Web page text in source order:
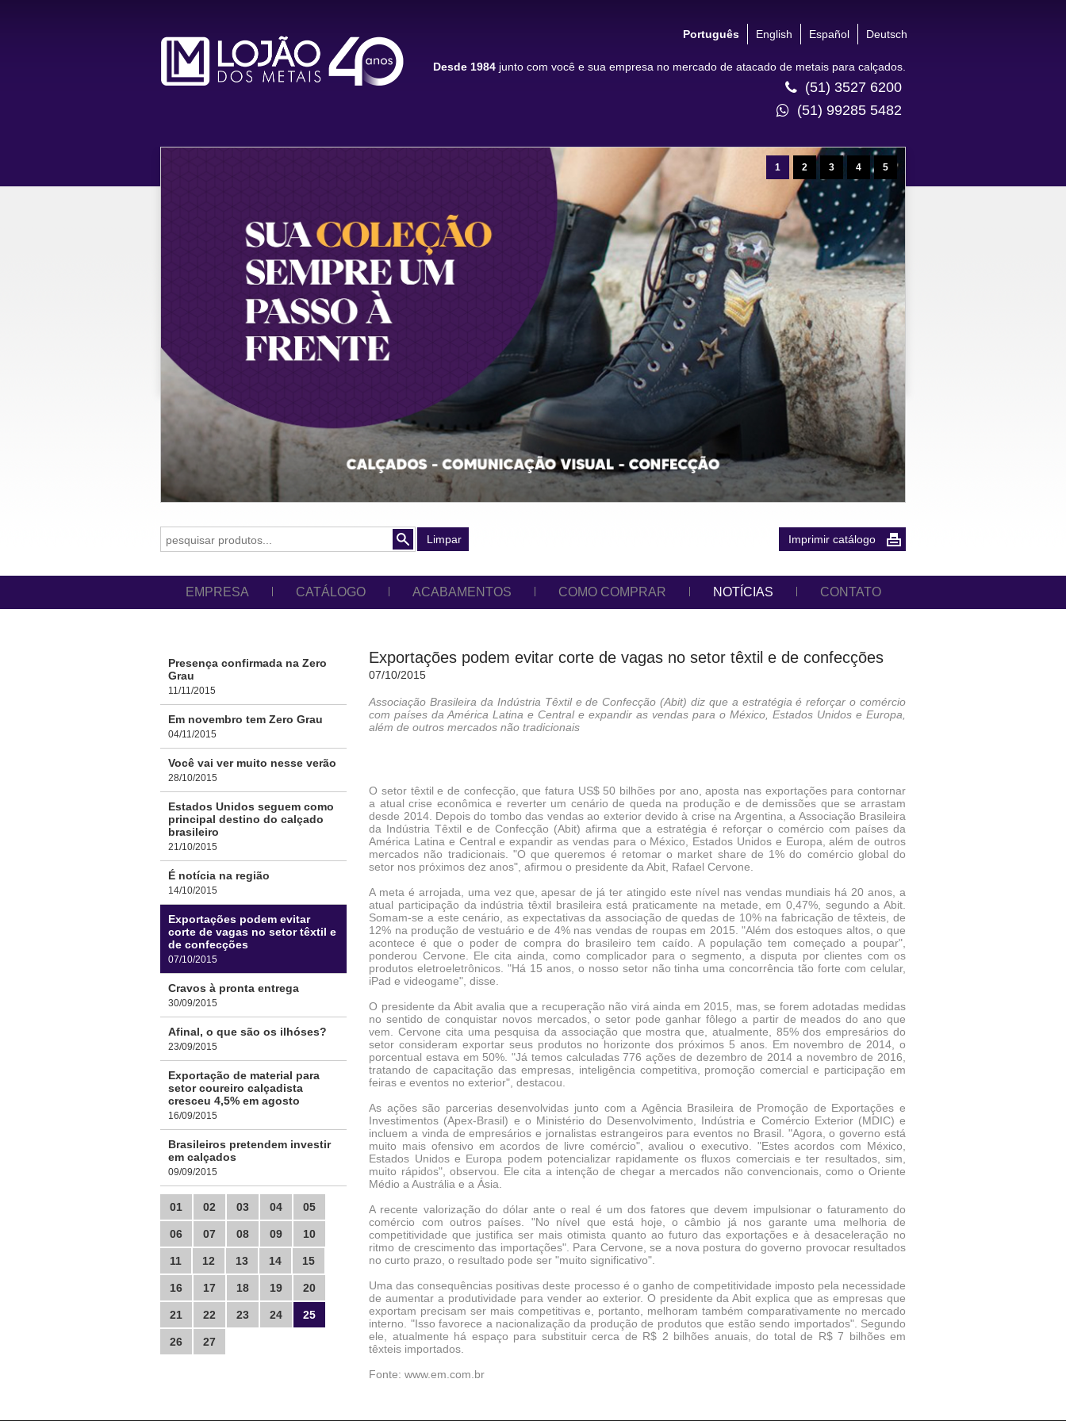
Português English Español Deutsch
Desde 1984 junto com você e sua empresa no mercado de atacado de metais para calçados.
(51) 3527 6200
(51) 99285 5482
1 2 3 4 5
Limpar Imprimir catálogo
EMPRESA CATÁLOGO ACABAMENTOS COMO COMPRAR NOTÍCIAS CONTATO
Presença confirmada na Zero
Grau
11/11/2015
Em novembro tem Zero Grau
04/11/2015
Você vai ver muito nesse verão
28/10/2015
Estados Unidos seguem como
principal destino do calçado
brasileiro
21/10/2015
É notícia na região
14/10/2015
Exportações podem evitar
corte de vagas no setor têxtil e
de confecções
07/10/2015
Cravos à pronta entrega
30/09/2015
Afinal, o que são os ilhóses?
23/09/2015
Exportação de material para
setor coureiro calçadista
cresceu 4,5% em agosto
16/09/2015
Brasileiros pretendem investir
em calçados
09/09/2015
01 02 03 04 05
06 07 08 09 10
11 12 13 14 15
16 17 18 19 20
21 22 23 24 25
26 27
Exportações podem evitar corte de vagas no setor têxtil e de confecções
07/10/2015
Associação Brasileira da Indústria Têxtil e de Confecção (Abit) diz que a estratégia é reforçar o comércio
com países da América Latina e Central e expandir as vendas para o México, Estados Unidos e Europa,
além de outros mercados não tradicionais
O setor têxtil e de confecção, que fatura US$ 50 bilhões por ano, aposta nas exportações para contornar
a atual crise econômica e reverter um cenário de queda na produção e de demissões que se arrastam
desde 2014. Depois do tombo das vendas ao exterior devido à crise na Argentina, a Associação Brasileira
da Indústria Têxtil e de Confecção (Abit) afirma que a estratégia é reforçar o comércio com países da
América Latina e Central e expandir as vendas para o México, Estados Unidos e Europa, além de outros
mercados não tradicionais. "O que queremos é retomar o market share de 1% do comércio global do
setor nos próximos dez anos", afirmou o presidente da Abit, Rafael Cervone.
A meta é arrojada, uma vez que, apesar de já ter atingido este nível nas vendas mundiais há 20 anos, a
atual participação da indústria têxtil brasileira está praticamente na metade, em 0,47%, segundo a Abit.
Somam-se a este cenário, as expectativas da associação de quedas de 10% na fabricação de têxteis, de
12% na produção de vestuário e de 4% nas vendas de roupas em 2015. "Além dos estoques altos, o que
acontece é que o poder de compra do brasileiro tem caído. A população tem começado a poupar",
ponderou Cervone. Ele cita ainda, como complicador para o segmento, a disputa por clientes com os
produtos eletroeletrônicos. "Há 15 anos, o nosso setor não tinha uma concorrência tão forte com celular,
iPad e videogame", disse.
O presidente da Abit avalia que a recuperação não virá ainda em 2015, mas, se forem adotadas medidas
no sentido de conquistar novos mercados, o setor pode ganhar fôlego a partir de meados do ano que
vem. Cervone cita uma pesquisa da associação que mostra que, atualmente, 85% dos empresários do
setor consideram exportar seus produtos no horizonte dos próximos 5 anos. Em novembro de 2014, o
porcentual estava em 50%. "Já temos calculadas 776 ações de dezembro de 2014 a novembro de 2016,
tratando de capacitação das empresas, inteligência competitiva, promoção comercial e participação em
feiras e eventos no exterior", destacou.
As ações são parcerias desenvolvidas junto com a Agência Brasileira de Promoção de Exportações e
Investimentos (Apex-Brasil) e o Ministério do Desenvolvimento, Indústria e Comércio Exterior (MDIC) e
incluem a vinda de empresários e jornalistas estrangeiros para eventos no Brasil. "Agora, o governo está
muito mais ofensivo em acordos de livre comércio", avaliou o executivo. "Estes acordos com México,
Estados Unidos e Europa podem potencializar rapidamente os fluxos comerciais e ter resultados, sim,
muito rápidos", observou. Ele cita a intenção de chegar a mercados não convencionais, como o Oriente
Médio a Austrália e a Ásia.
A recente valorização do dólar ante o real é um dos fatores que devem impulsionar o faturamento do
comércio com outros países. "No nível que está hoje, o câmbio já nos garante uma melhoria de
competitividade que justifica ser mais otimista quanto ao futuro das exportações e à desaceleração no
ritmo de crescimento das importações". Para Cervone, se a nova postura do governo provocar resultados
no curto prazo, o resultado pode ser "muito significativo".
Uma das consequências positivas deste processo é o ganho de competitividade imposto pela necessidade
de aumentar a produtividade para vender ao exterior. O presidente da Abit explica que as empresas que
exportam precisam ser mais competitivas e, portanto, melhoram também comparativamente no mercado
interno. "Isso favorece a nacionalização da produção de produtos que estão sendo importados". Segundo
ele, atualmente há espaço para substituir cerca de R$ 2 bilhões anuais, do total de R$ 7 bilhões em
têxteis importados.
Fonte: www.em.com.br